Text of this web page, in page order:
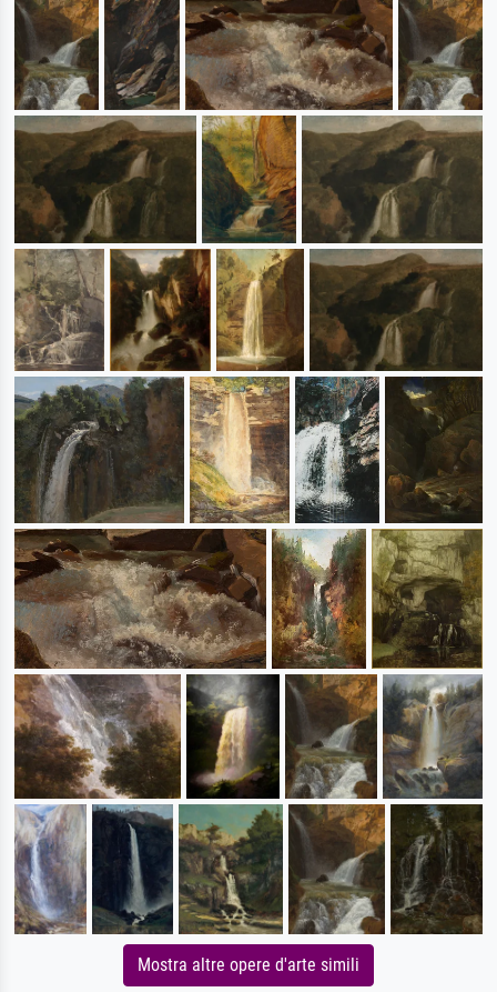
Mostra altre opere d'arte simili